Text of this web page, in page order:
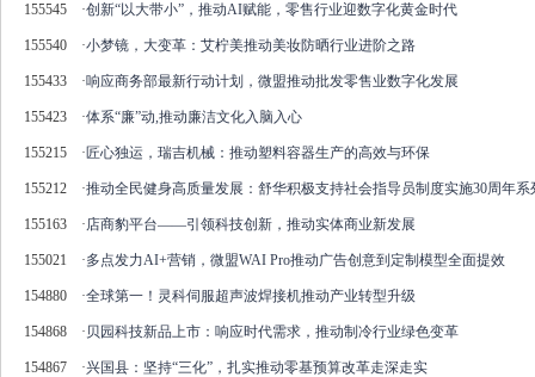
155545 ·创新“以大带小”，推动AI赋能，零售行业迎数字化黄金时代
155540 ·小梦镜，大变革：艾柠美推动美妆防晒行业进阶之路
155433 ·响应商务部最新行动计划，微盟推动批发零售业数字化发展
155423 ·体系“廉”动,推动廉洁文化入脑入心
155215 · 匠心独运，瑞吉机械：推动塑料容器生产的高效与环保
155212 ·推动全民健身高质量发展：舒华积极支持社会指导员制度实施30周年系
155163 ·店商豹平台——引领科技创新，推动实体商业新发展
155021 ·多点发力AI+营销，微盟WAI Pro推动广告创意到定制模型全面提效
154880 ·全球第一！灵科伺服超声波焊接机推动产业转型升级
154868 · 贝园科技新品上市：响应时代需求，推动制冷行业绿色变革
154867 ·兴国县：坚持“三化”，扎实推动零基预算改革走深走实